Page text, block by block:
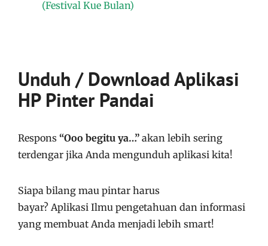
(Festival Kue Bulan)
Unduh / Download Aplikasi
HP Pinter Pandai
Respons “Ooo begitu ya…” akan lebih sering
terdengar jika Anda mengunduh aplikasi kita!
Siapa bilang mau pintar harus
bayar? Aplikasi Ilmu pengetahuan dan informasi
yang membuat Anda menjadi lebih smart!